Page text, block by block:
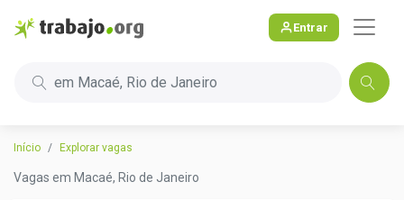
Entrar
em Macaé, Rio de Janeiro
Início Explorar vagas
Vagas em Macaé, Rio de Janeiro